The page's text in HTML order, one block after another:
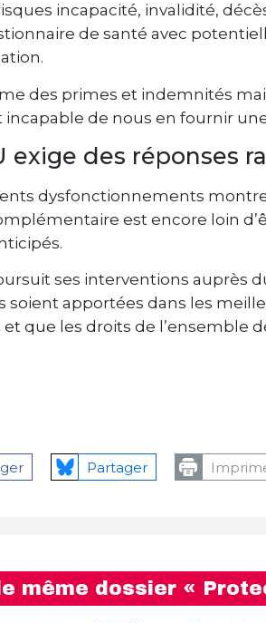
incapacité, invalidité,
de santé avec
des primes et indemnités
incapable de nous en fournir
exige des réponses
dysfonctionnements
est encore loin
ses interventions auprès
soient apportées dans les
et que les droits de l’ensemble
Partager
même dossier «